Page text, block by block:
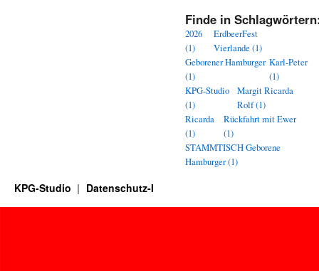
Finde in
2026
(1)
ErdbeerFest
Vierlande (1)
Geborener Hamburger
(1)
Karl-Peter
(1)
KPG-Studio
(1)
Margit Ricarda
Rolf(1)
Ricarda
(1)
Rückfahrt mit Ewer
(1)
STAMMTISCH Geborene
Hamburger(1)
KPG-Studio Datenschutz-I